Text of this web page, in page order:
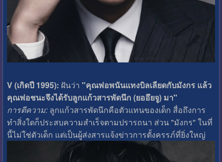
V (เกิดปี 1995): ฝันว่า "คุณพ่อพนันแทงบิลเลียดกับมังกร แล้ว
คุณพ่อชนะจึงได้รับลูกแก้วสารพัดนึก (ยออึยจู) มา"
การตีความ:ลูกแก้วสารพัดนึกคือตัวแทนของเด็ก สื่อถึงการ
ทำสิ่งใดก็ประสบความสำเร็จตามปรารถนา ส่วน "มังกร" ในที่
นี้ไม่ใช่ตัวเด็ก แต่เป็นผู้ส่งสารแจ้งข่าวการตั้งครรภ์ที่ยิ่งใหญ่